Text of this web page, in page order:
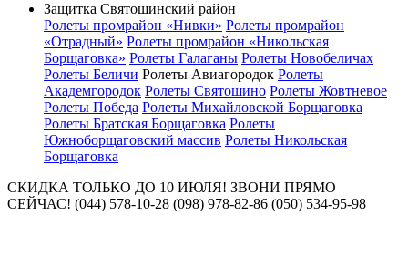
Защитка Святошинский район
Ролеты промрайон «Нивки» Ролеты промрайон
«Отрадный» Ролеты промрайон «Никольская
Борщаговка» Ролеты Галаганы Ролеты Новобеличах
Ролеты Беличи Ролеты Авиагородок Ролеты
Академгородок Ролеты Святошино Ролеты Жовтневое
Ролеты Победа Ролеты Михайловской Борщаговка
Ролеты Братская Борщаговка Ролеты
Южноборщаговский массив Ролеты Никольская
Борщаговка
СКИДКА ТОЛЬКО ДО 10 ИЮЛЯ! ЗВОНИ ПРЯМО
СЕЙЧАС! (044) 578-10-28 (098) 978-82-86 (050) 534-95-98